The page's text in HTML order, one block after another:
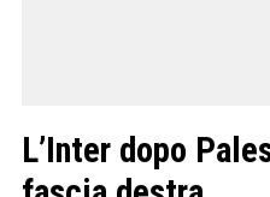
L’Inter dopo